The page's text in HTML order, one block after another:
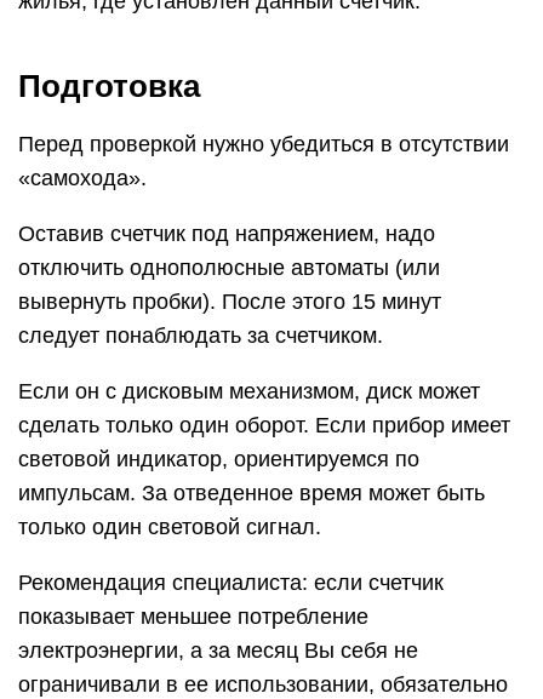
Подготовка
Перед проверкой нужно убедиться в отсутствии
«самохода».
Оставив счетчик под напряжением, надо
отключить однополюсные автоматы (или
вывернуть пробки). После этого 15 минут
следует понаблюдать за счетчиком.
Если он с дисковым механизмом, диск может
сделать только один оборот. Если прибор имеет
световой индикатор, ориентируемся по
импульсам. За отведенное время может быть
только один световой сигнал.
Рекомендация специалиста: если счетчик
показывает меньшее потребление
электроэнергии, а за месяц Вы себя не
ограничивали в ее использовании, обязательно